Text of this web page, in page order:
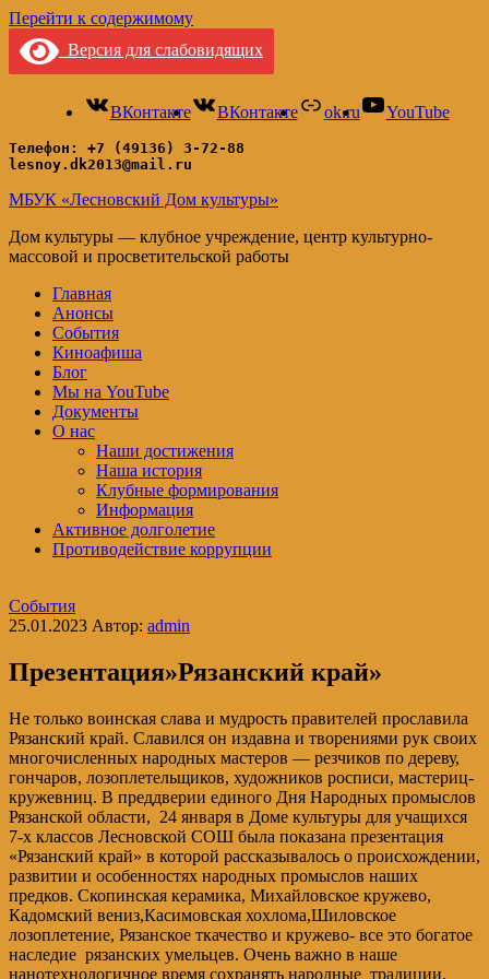
Перейти к содержимому
Версия для слабовидящих
ВКонтакте ВКонтакте ok.ru YouTube
Телефон: +7 (49136) 3-72-88
lesnoy.dk2013@mail.ru
МБУК «Лесновский Дом культуры»
Дом культуры — клубное учреждение, центр культурно-
массовой и просветительской работы
Главная
Анонсы
События
Киноафиша
Блог
Мы на YouTube
Документы
О нас
Наши достижения
Наша история
Клубные формирования
Информация
Активное долголетие
Противодействие коррупции
События
25.01.2023 Автор: admin
Презентация»Рязанский край»
Не только воинская слава и мудрость правителей прославила
Рязанский край. Славился он издавна и творениями рук своих
многочисленных народных мастеров — резчиков по дереву,
гончаров, лозоплетельщиков, художников росписи, мастериц-
кружевниц. В преддверии единого Дня Народных промыслов
Рязанской области, 24 января в Доме культуры для учащихся
7-х классов Лесновской СОШ была показана презентация
«Рязанский край» в которой рассказывалось о происхождении,
развитии и особенностях народных промыслов наших
предков. Скопинская керамика, Михайловское кружево,
Кадомский вениз,Касимовская хохлома,Шиловское
лозоплетение, Рязанское ткачество и кружево- все это богатое
наследие рязанских умельцев. Очень важно в наше
нанотехнологичное время сохранять народные традиции,